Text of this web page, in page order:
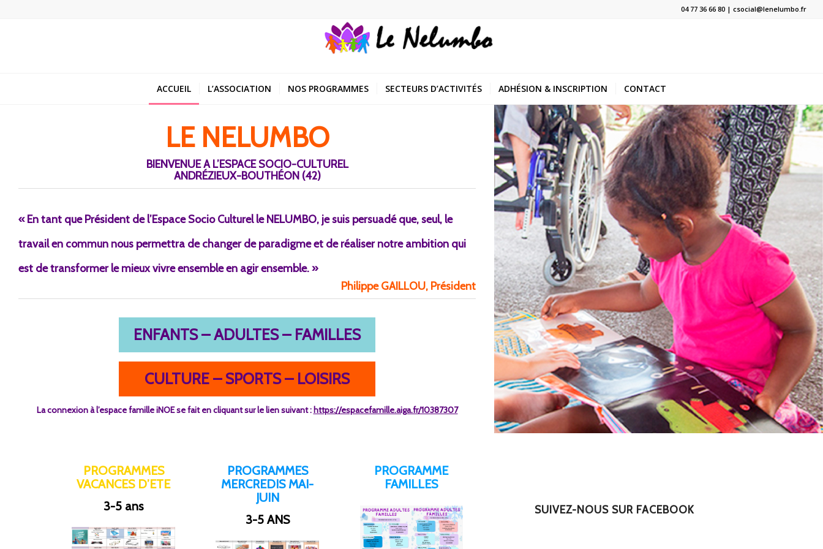
04 77 36 66 80 | csocial@lenelumbo.fr
ACCUEIL L’ASSOCIATION NOS PROGRAMMES SECTEURS D’ACTIVITÉS ADHÉSION & INSCRIPTION CONTACT
LE NELUMBO
BIENVENUE A L’ESPACE SOCIO-CULTUREL
ANDRÉZIEUX-BOUTHÉON (42)
« En tant que Président de l’Espace Socio Culturel le NELUMBO, je suis persuadé que, seul, le
travail en commun nous permettra de changer de paradigme et de réaliser notre ambition qui
est de transformer le mieux vivre ensemble en agir ensemble. »
Philippe GAILLOU, Président
ENFANTS – ADULTES – FAMILLES
CULTURE – SPORTS – LOISIRS
La connexion à l’espace famille iNOE se fait en cliquant sur le lien suivant :https://espacefamille.aiga.fr/10387307
PROGRAMMES
VACANCES D’ETE
3-5 ans
PROGRAMMES
MERCREDIS MAI-
JUIN
3-5 ANS
PROGRAMME
FAMILLES
SUIVEZ-NOUS SUR FACEBOOK